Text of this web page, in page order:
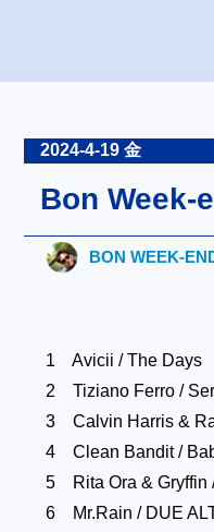
2024-4-19 金
Bon Week-
BON
1 Avicii / The Days
2 Tiziano Ferro /
3 Calvin Harris &
4 Clean Bandit /
5 Rita Ora & Gryffin
6 Mr.Rain / DUE